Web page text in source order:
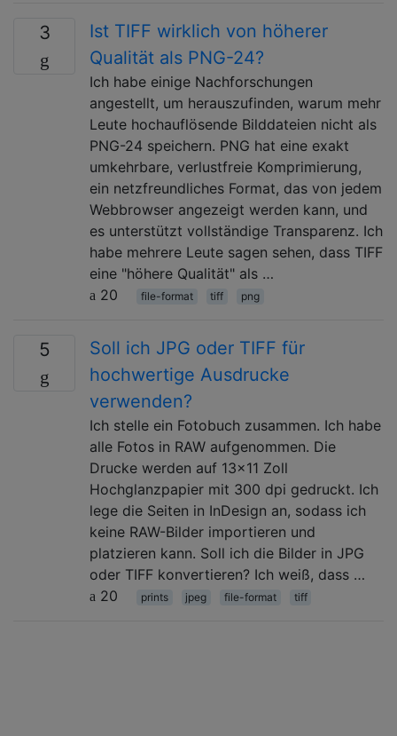
3
Ist TIFF wirklich von höherer
Qualität als PNG-24?
Ich habe einige Nachforschungen
angestellt, um herauszufinden, warum mehr
Leute hochauflösende Bilddateien nicht als
PNG-24 speichern. PNG hat eine exakt
umkehrbare, verlustfreie Komprimierung,
ein netzfreundliches Format, das von jedem
Webbrowser angezeigt werden kann, und
es unterstützt vollständige Transparenz. Ich
habe mehrere Leute sagen sehen, dass TIFF
eine "höhere Qualität" als …
20
file-format tiff png
5
Soll ich JPG oder TIFF für
hochwertige Ausdrucke
verwenden?
Ich stelle ein Fotobuch zusammen. Ich habe
alle Fotos in RAW aufgenommen. Die
Drucke werden auf 13x11 Zoll
Hochglanzpapier mit 300 dpi gedruckt. Ich
lege die Seiten in InDesign an, sodass ich
keine RAW-Bilder importieren und
platzieren kann. Soll ich die Bilder in JPG
oder TIFF konvertieren? Ich weiß, dass …
20
prints jpeg file-format tiff